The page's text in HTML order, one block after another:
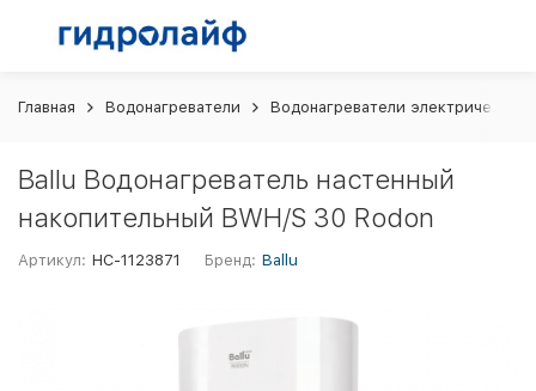
Главная Водонагреватели Водонагреватели электрические
Ballu Водонагреватель настенный
накопительный BWH/S 30 Rodon
Артикул: НС-1123871 Бренд: Ballu